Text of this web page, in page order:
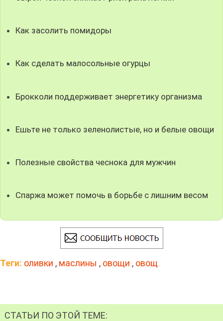
Как засолить помидоры
Как сделать малосольные огурцы
Брокколи поддерживает энергетику организма
Ешьте не только зеленолистые, но и белые овощи
Полезные свойства чеснока для мужчин
Спаржа может помочь в борьбе с лишним весом
Теги: оливки , маслины , овощи , овощ
СТАТЬИ ПО ЭТОЙ ТЕМЕ: